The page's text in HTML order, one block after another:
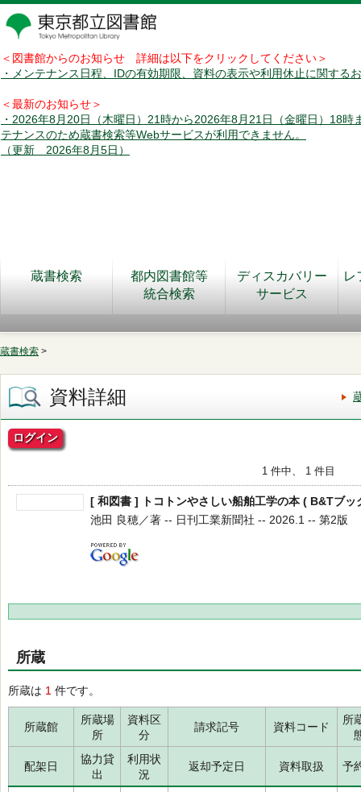
＜図書館からのお知らせ 詳細は以下をクリックしてください＞
・メンテナンス日程、IDの有効期限、資料の表示や利用休止に関する
＜最新のお知らせ＞
・2026年8月20日（木曜日）21時から2026年8月21日（金曜日）18時
テナンスのため蔵書検索等Webサービスが利用できません。
（更新 2026年8月5日）
蔵書検索
都内図書館等
統合検索
ディスカバリー
サービス
レ
蔵書検索 >
資料詳細
ログイン
1 件中、 1 件目
[ 和図書 ] トコトンやさしい船舶工学の本 ( B&Tブッ
池田 良穂／著 -- 日刊工業新聞社 -- 2026.1 -- 第2版
所蔵
所蔵は 1 件です。
所蔵館
所蔵場
所
資料区
分
請求記号 資料コード
所
配架日
協力貸
出
利用状
況
返却予定日 資料取扱 予